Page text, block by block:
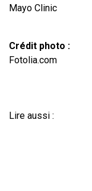
Mayo Clinic
Crédit photo :
Fotolia.com
Lire aussi :